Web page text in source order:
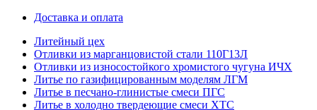
Доставка и оплата
Литейный цех
Отливки из марганцовистой стали 110Г13Л
Отливки из износостойкого хромистого чугуна ИЧХ
Литье по газифицированным моделям ЛГМ
Литье в песчано-глинистые смеси ПГС
Литье в холодно твердеющие смеси ХТС